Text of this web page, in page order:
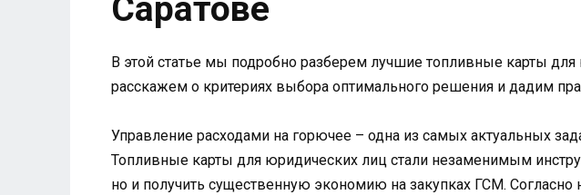
Саратове
В этой статье мы подробно разберем лучшие топливные карты
расскажем о критериях выбора оптимального решения и дадим
Управление расходами на горючее – одна из самых актуальных
Топливные карты для юридических лиц стали незаменимым
но и получить существенную экономию на закупках ГСМ.